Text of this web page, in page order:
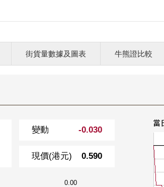
街貨量數據及圖表 牛熊證比較
變動 -0.030
現價(港元) 0.590
0.00